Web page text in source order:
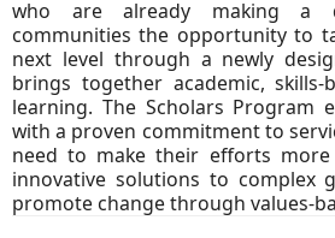
who are already making a
communities the opportunity to
next level through a newly
brings together academic, skills-
learning. The Scholars Program
with a proven commitment to
need to make their efforts
innovative solutions to complex
promote change through values-